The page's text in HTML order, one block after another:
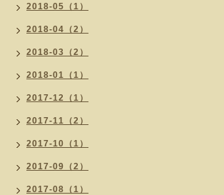
2018-05（1）
2018-04（2）
2018-03（2）
2018-01（1）
2017-12（1）
2017-11（2）
2017-10（1）
2017-09（2）
2017-08（1）